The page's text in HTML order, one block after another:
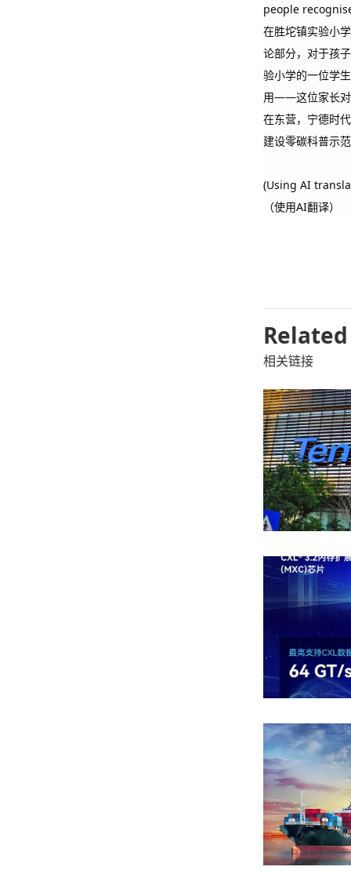
people
在胜坨镇实验小
论部分，对于孩
验小学的一位学
用——这位家长对
在东营，宁德时
建设零碳科普示
(Using AI
（使用AI翻译）
相关链接